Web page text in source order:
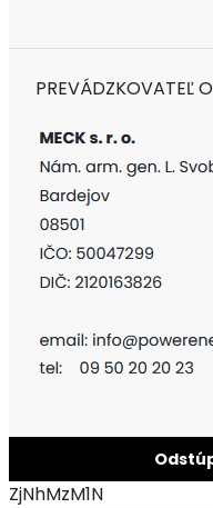
PREVÁDZKOVATEĽ
ZjNhMzM1N